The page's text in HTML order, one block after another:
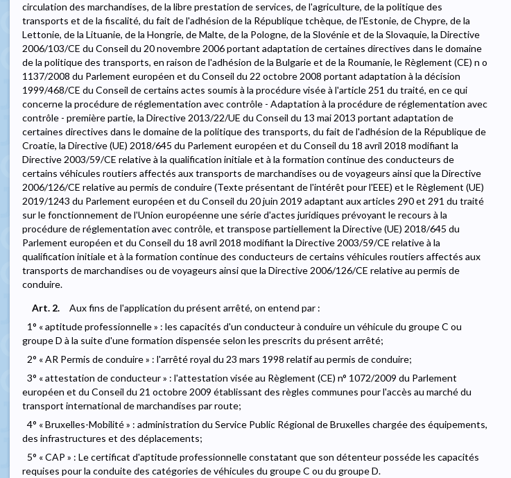
circulation des marchandises, de la libre prestation de services, de l'agriculture, de la politique des
transports et de la fiscalité, du fait de l'adhésion de la République tchèque, de l'Estonie, de Chypre, de la
Lettonie, de la Lituanie, de la Hongrie, de Malte, de la Pologne, de la Slovénie et de la Slovaquie, la Directive
2006/103/CE du Conseil du 20 novembre 2006 portant adaptation de certaines directives dans le domaine
de la politique des transports, en raison de l'adhésion de la Bulgarie et de la Roumanie, le Règlement (CE) n o
1137/2008 du Parlement européen et du Conseil du 22 octobre 2008 portant adaptation à la décision
1999/468/CE du Conseil de certains actes soumis à la procédure visée à l'article 251 du traité, en ce qui
concerne la procédure de réglementation avec contrôle - Adaptation à la procédure de réglementation avec
contrôle - première partie, la Directive 2013/22/UE du Conseil du 13 mai 2013 portant adaptation de
certaines directives dans le domaine de la politique des transports, du fait de l'adhésion de la République de
Croatie, la Directive (UE) 2018/645 du Parlement européen et du Conseil du 18 avril 2018 modifiant la
Directive 2003/59/CE relative à la qualification initiale et à la formation continue des conducteurs de
certains véhicules routiers affectés aux transports de marchandises ou de voyageurs ainsi que la Directive
2006/126/CE relative au permis de conduire (Texte présentant de l'intérêt pour l'EEE) et le Règlement (UE)
2019/1243 du Parlement européen et du Conseil du 20 juin 2019 adaptant aux articles 290 et 291 du traité
sur le fonctionnement de l'Union européenne une série d'actes juridiques prévoyant le recours à la
procédure de réglementation avec contrôle, et transpose partiellement la Directive (UE) 2018/645 du
Parlement européen et du Conseil du 18 avril 2018 modifiant la Directive 2003/59/CE relative à la
qualification initiale et à la formation continue des conducteurs de certains véhicules routiers affectés aux
transports de marchandises ou de voyageurs ainsi que la Directive 2006/126/CE relative au permis de
conduire.
Art. 2.
Aux fins de l'application du présent arrêté, on entend par :
1° « aptitude professionnelle » : les capacités d'un conducteur à conduire un véhicule du groupe C ou
groupe D à la suite d'une formation dispensée selon les prescrits du présent arrêté;
2° « AR Permis de conduire » : l'arrêté royal du 23 mars 1998 relatif au permis de conduire;
3° « attestation de conducteur » : l'attestation visée au Règlement (CE) n° 1072/2009 du Parlement
européen et du Conseil du 21 octobre 2009 établissant des règles communes pour l'accès au marché du
transport international de marchandises par route;
4° « Bruxelles-Mobilité » : administration du Service Public Régional de Bruxelles chargée des équipements,
des infrastructures et des déplacements;
5° « CAP » : Le certificat d'aptitude professionnelle constatant que son détenteur posséde les capacités
requises pour la conduite des catégories de véhicules du groupe C ou du groupe D.